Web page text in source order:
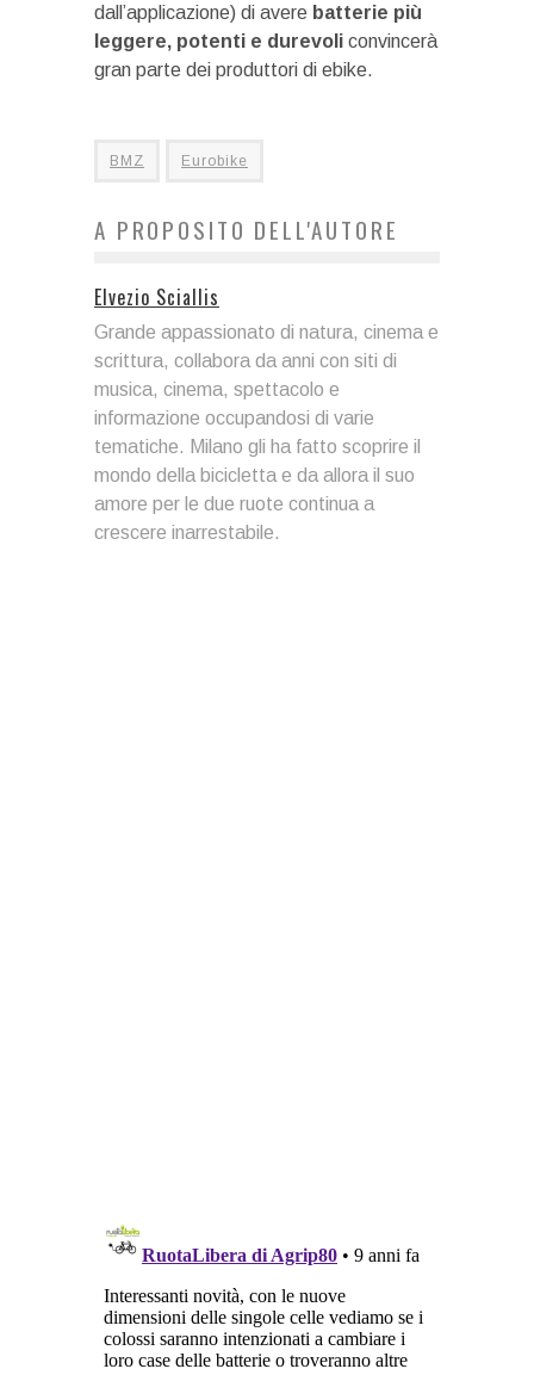
dall’applicazione) di avere batterie più
leggere, potenti e durevoli convincerà
gran parte dei produttori di ebike.
BMZ Eurobike
A PROPOSITO DELL'AUTORE
Elvezio Sciallis
Grande appassionato di natura, cinema e
scrittura, collabora da anni con siti di
musica, cinema, spettacolo e
informazione occupandosi di varie
tematiche. Milano gli ha fatto scoprire il
mondo della bicicletta e da allora il suo
amore per le due ruote continua a
crescere inarrestabile.